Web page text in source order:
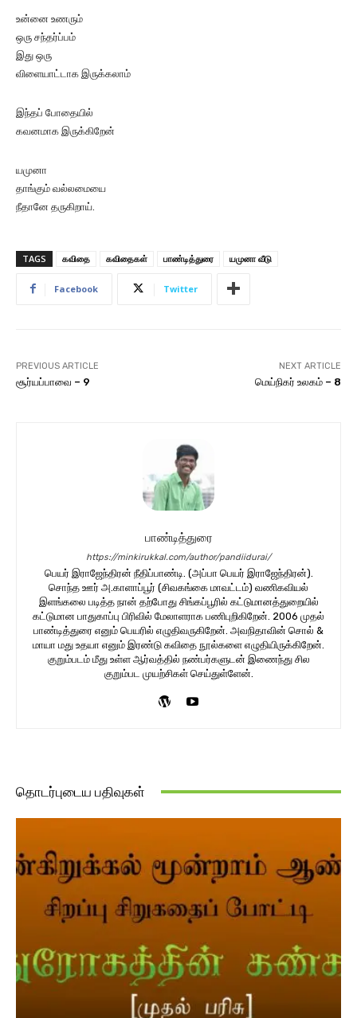
உன்னை உணரும்
ஒரு சந்தர்ப்பம்
இது ஒரு
விளையாட்டாக இருக்கலாம்
இந்தப் போதையில்
கவனமாக இருக்கிறேன்
யமுனா
தாங்கும் வல்லமையை
நீதானே தருகிறாய்.
TAGS கவிதை கவிதைகள் பாண்டித்துரை யமுனா வீடு
Facebook Twitter
PREVIOUS ARTICLE
சூர்யப்பாவை – 9
NEXT ARTICLE
மெய்நிகர் உலகம் – 8
பாண்டித்துரை
https://minkirukkal.com/author/pandiidurai/
பெயர் இராஜேந்திரன் நீதிப்பாண்டி. (அப்பா பெயர் இராஜேந்திரன்).
சொந்த ஊர் அ.காளாப்பூர் (சிவகங்கை மாவட்டம்) வணிகவியல்
இளங்கலை படித்த நான் தற்போது சிங்கப்பூரில் கட்டுமானத்துறையில்
கட்டுமான பாதுகாப்பு பிரிவில் மேலாளராக பணிபுறிகிறேன். 2006 முதல்
பாண்டித்துரை எனும் பெயரில் எழுதிவருகிறேன். அவநிதாவின் சொல் &
மாயா மது உதயா எனும் இரண்டு கவிதை நூல்களை எழுதியிருக்கிறேன்.
குறும்படம் மீது உள்ள ஆர்வத்தில் நண்பர்களுடன் இணைந்து சில
குறும்பட முயற்சிகள் செய்துள்ளேன்.
தொடர்புடைய பதிவுகள்